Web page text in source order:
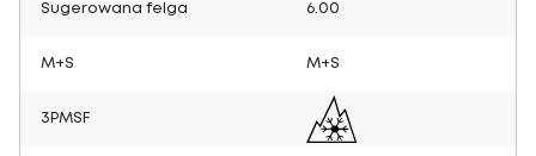
Sugerowana felga 6.00
M+S M+S
3PMSF